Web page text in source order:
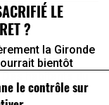
le contrôle sur
LE
?
la Gironde
bientôt
ont annoncé ...